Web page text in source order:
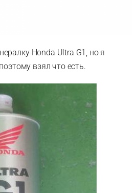
Honda Ultra G1, но я
взял что есть.